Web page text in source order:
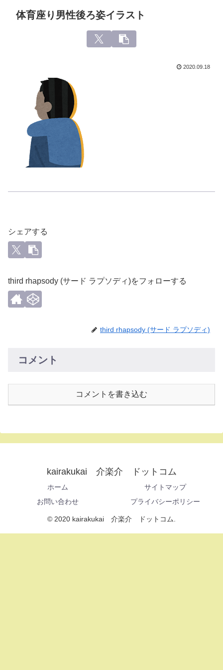
体育座り男性後ろ姿イラスト
2020.09.18
シェアする
third rhapsody (サード ラプソディ)をフォローする
third rhapsody (サード ラプソディ)
コメント
コメントを書き込む
kairakukai 介楽介 ドットコム
ホーム
サイトマップ
お問い合わせ
プライバシーポリシー
© 2020 kairakukai 介楽介 ドットコム.